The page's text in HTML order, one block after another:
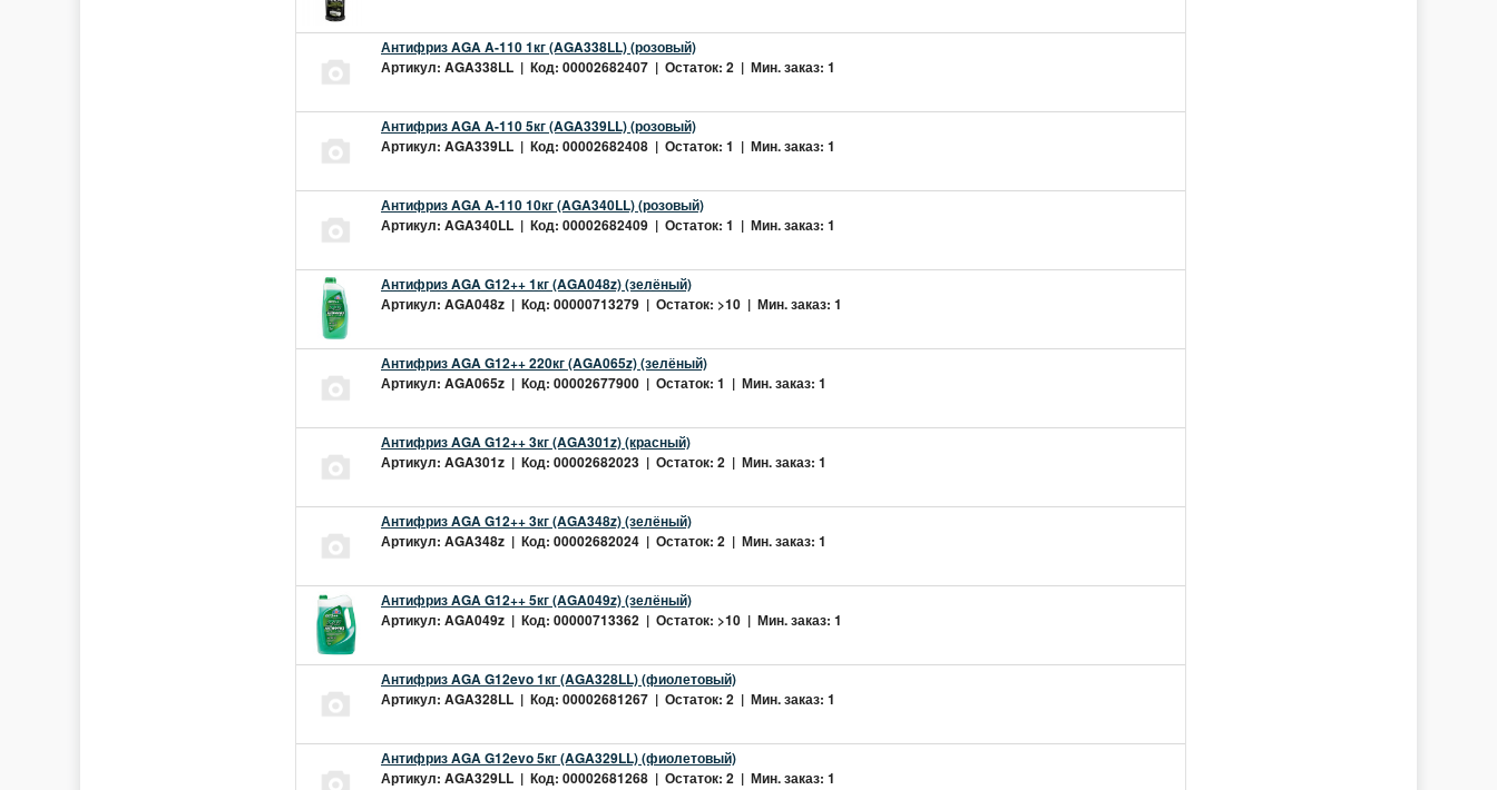
Антифриз AGA A-110 1кг (AGA338LL) (розовый)
Артикул: AGA338LL | Код: 00002682407 | Остаток: 2 | Мин. заказ: 1
Антифриз AGA A-110 5кг (AGA339LL) (розовый)
Артикул: AGA339LL | Код: 00002682408 | Остаток: 1 | Мин. заказ: 1
Антифриз AGA A-110 10кг (AGA340LL) (розовый)
Артикул: AGA340LL | Код: 00002682409 | Остаток: 1 | Мин. заказ: 1
Антифриз AGA G12++ 1кг (AGA048z) (зелёный)
Артикул: AGA048z | Код: 00000713279 | Остаток: >10 | Мин. заказ: 1
Антифриз AGA G12++ 220кг (AGA065z) (зелёный)
Артикул: AGA065z | Код: 00002677900 | Остаток: 1 | Мин. заказ: 1
Антифриз AGA G12++ 3кг (AGA301z) (красный)
Артикул: AGA301z | Код: 00002682023 | Остаток: 2 | Мин. заказ: 1
Антифриз AGA G12++ 3кг (AGA348z) (зелёный)
Артикул: AGA348z | Код: 00002682024 | Остаток: 2 | Мин. заказ: 1
Антифриз AGA G12++ 5кг (AGA049z) (зелёный)
Артикул: AGA049z | Код: 00000713362 | Остаток: >10 | Мин. заказ: 1
Антифриз AGA G12evo 1кг (AGA328LL) (фиолетовый)
Артикул: AGA328LL | Код: 00002681267 | Остаток: 2 | Мин. заказ: 1
Антифриз AGA G12evo 5кг (AGA329LL) (фиолетовый)
Артикул: AGA329LL | Код: 00002681268 | Остаток: 2 | Мин. заказ: 1